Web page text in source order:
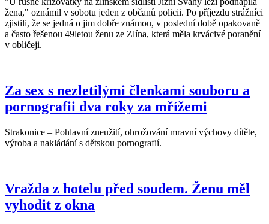
žena," oznámil v sobotu jeden z občanů policii. Po příjezdu strážníci
zjistili, že se jedná o jim dobře známou, v poslední době opakovaně
a často řešenou 49letou ženu ze Zlína, která měla krvácivé poranění
v obličeji.
Za sex s nezletilými členkami souboru a
pornografii dva roky za mřížemi
Strakonice – Pohlavní zneužití, ohrožování mravní výchovy dítěte,
výroba a nakládání s dětskou pornografií.
Vražda z hotelu před soudem. Ženu měl
vyhodit z okna